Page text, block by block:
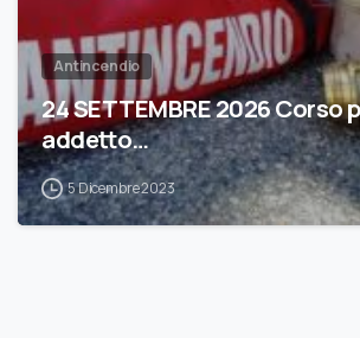
Antincendio
24 SETTEMBRE 2026 Corso
addetto…
5 Dicembre 2023